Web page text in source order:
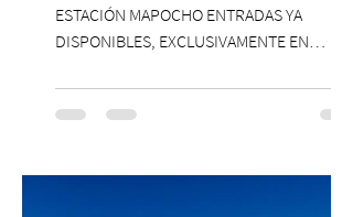
ESTACIÓN MAPOCHO ENTRADAS YA
DISPONIBLES, EXCLUSIVAMENTE EN
con una edición renovada que reunirá
yoga, bienestar y vida consciente, con la
Antonella Orsini, Yoga Woman y más